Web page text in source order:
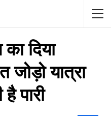
दिया
यात्रा
पारी